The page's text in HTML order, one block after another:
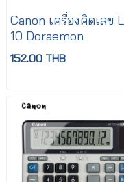
Canon เครื่องคิดเลข
10 Doraemon
152.00 THB